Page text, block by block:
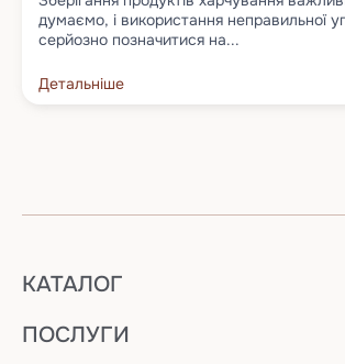
думаємо, і використання неправильної
серйозно позначитися на...
Детальніше
КАТАЛОГ
ПОСЛУГИ